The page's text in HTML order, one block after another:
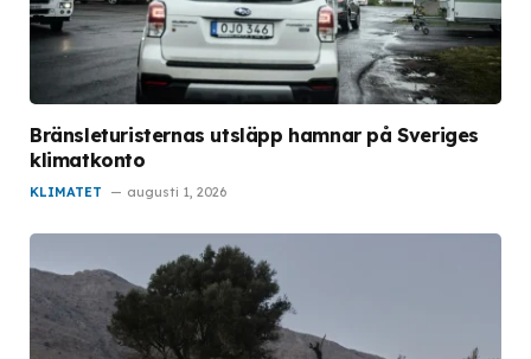
Bränsleturisternas utsläpp hamnar på Sveriges
klimatkonto
KLIMATET augusti 1, 2026